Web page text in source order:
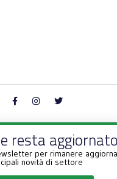
resta aggiornato
per rimanere
novità di settore